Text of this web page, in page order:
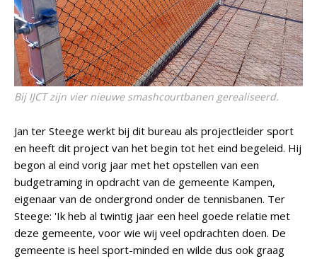
Bij IJCT zijn vier nieuwe smashcourtbanen gerealiseerd.
Jan ter Steege werkt bij dit bureau als projectleider sport
en heeft dit project van het begin tot het eind begeleid. Hij
begon al eind vorig jaar met het opstellen van een
budgetraming in opdracht van de gemeente Kampen,
eigenaar van de ondergrond onder de tennisbanen. Ter
Steege: 'Ik heb al twintig jaar een heel goede relatie met
deze gemeente, voor wie wij veel opdrachten doen. De
gemeente is heel sport-minded en wilde dus ook graag